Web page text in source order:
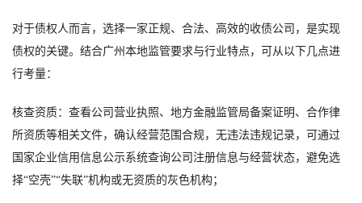
对于债权人而言，选择一家正规、合法、高效的收债公司，是实现
债权的关键。结合广州本地监管要求与行业特点，可从以下几点进
行考量：
核查资质：查看公司营业执照、地方金融监管局备案证明、合作律
所资质等相关文件，确认经营范围合规，无违法违规记录，可通过
国家企业信用信息公示系统查询公司注册信息与经营状态，避免选
择“空壳”“失联”机构或无资质的灰色机构；